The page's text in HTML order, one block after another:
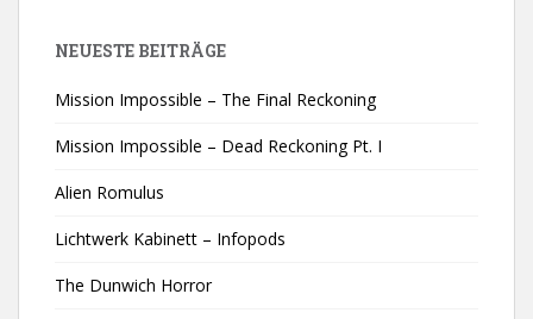
NEUESTE BEITRÄGE
Mission Impossible – The Final Reckoning
Mission Impossible – Dead Reckoning Pt. I
Alien Romulus
Lichtwerk Kabinett – Infopods
The Dunwich Horror